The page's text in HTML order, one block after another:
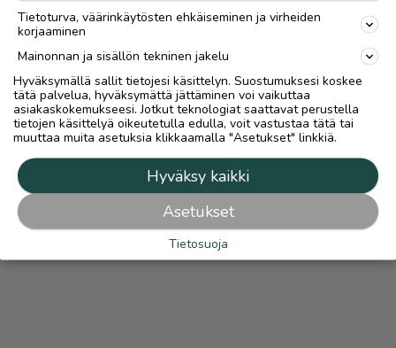
OTA YHTEYTTÄ ILMOITTAJAAN
Tietoturva, väärinkäytösten ehkäiseminen ja virheiden
korjaaminen
Mainonnan ja sisällön tekninen jakelu
Hyväksymällä sallit tietojesi käsittelyn. Suostumuksesi koskee
tätä palvelua, hyväksymättä jättäminen voi vaikuttaa
asiakaskokemukseesi. Jotkut teknologiat saattavat perustella
tietojen käsittelyä oikeutetulla edulla, voit vastustaa tätä tai
muuttaa muita asetuksia klikkaamalla "Asetukset" linkkiä.
Hyväksy kaikki
Asetukset
Tietosuoja